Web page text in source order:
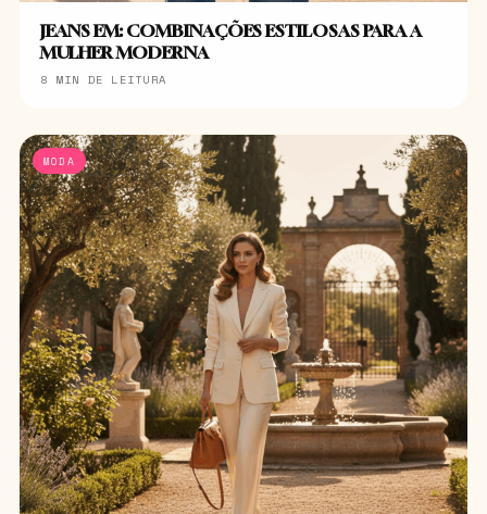
JEANS EM: COMBINAÇÕES ESTILOSAS PARA A
MULHER MODERNA
8 MIN DE LEITURA
MODA